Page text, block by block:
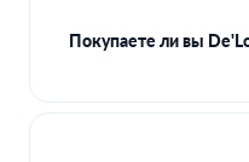
Покупаете ли вы